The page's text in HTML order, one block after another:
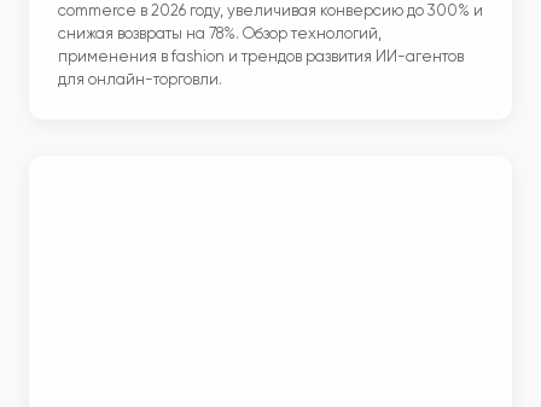
commerce в 2026 году, увеличивая конверсию до 300% и
снижая возвраты на 78%. Обзор технологий,
применения в fashion и трендов развития ИИ-агентов
для онлайн-торговли.